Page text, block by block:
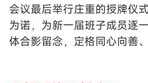
会议最后举行庄重的授牌仪
为诺，为新一届班子成员逐
体合影留念，定格同心向善